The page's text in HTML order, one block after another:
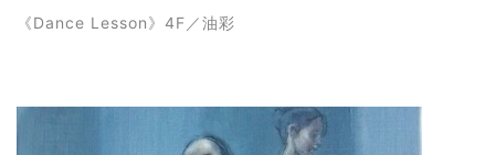
《Dance Lesson》4F ／油彩